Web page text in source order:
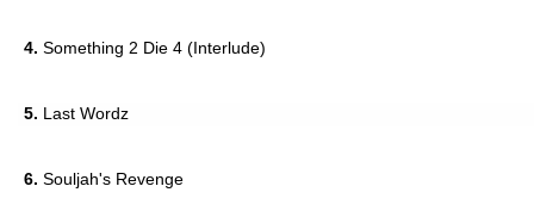
4. Something 2 Die 4 (Interlude)
5. Last Wordz
6. Souljah's Revenge